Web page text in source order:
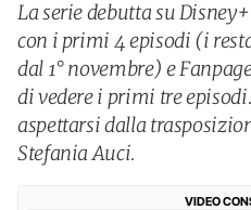
La serie debutta su
con i primi 4 episodi (i
dal 1° novembre) e
di vedere i primi tre episodi.
aspettarsi dalla
Stefania Auci.
VIDEO